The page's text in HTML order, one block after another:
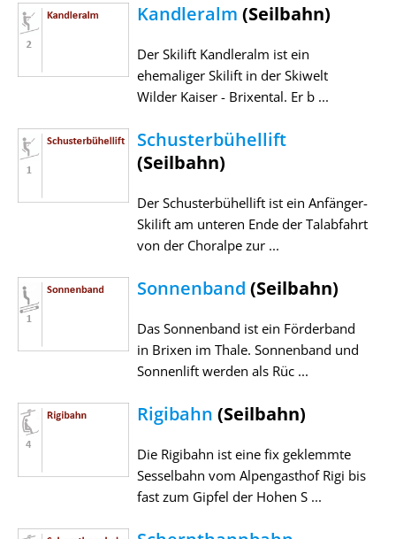
Kandleralm (Seilbahn)
Der Skilift Kandleralm ist ein
ehemaliger Skilift in der Skiwelt
Wilder Kaiser - Brixental. Er b ...
Schusterbühellift
(Seilbahn)
Der Schusterbühellift ist ein Anfänger-
Skilift am unteren Ende der Talabfahrt
von der Choralpe zur ...
Sonnenband (Seilbahn)
Das Sonnenband ist ein Förderband
in Brixen im Thale. Sonnenband und
Sonnenlift werden als Rüc ...
Rigibahn (Seilbahn)
Die Rigibahn ist eine fix geklemmte
Sesselbahn vom Alpengasthof Rigi bis
fast zum Gipfel der Hohen S ...